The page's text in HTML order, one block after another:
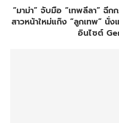
“มาม่า” จับมือ “เทพลีลา”
สาวหน้าใหม่แก๊ง “ลูกเทพ” นั่
อินไซต์